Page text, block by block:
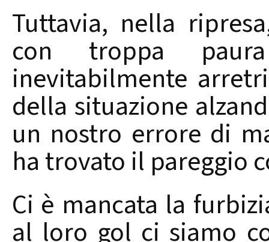
Tuttavia, nella
con troppa
inevitabilmente
della situazione
un nostro errore di
ha trovato il pareggio
Ci è mancata la
al loro gol ci siamo